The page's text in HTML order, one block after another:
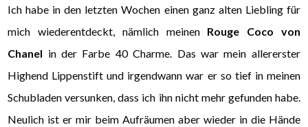
Ich habe in den letzten Wochen einen ganz alten Liebling für
mich wiederentdeckt, nämlich meinen Rouge Coco von
Chanel in der Farbe 40 Charme. Das war mein allererster
Highend Lippenstift und irgendwann war er so tief in meinen
Schubladen versunken, dass ich ihn nicht mehr gefunden habe.
Neulich ist er mir beim Aufräumen aber wieder in die Hände